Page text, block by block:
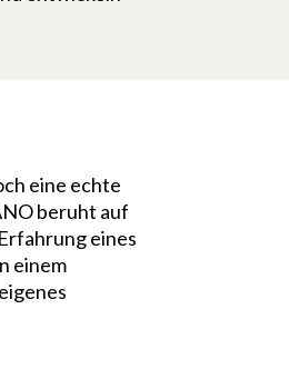
eine echte
beruht auf
eines
einem